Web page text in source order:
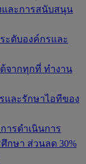
และการสนับสนุน
ะดับองค์กรและ
จากทุกที่ ทำงาน
และรักษาไอทีของ
ารดำเนินการ
กษา ส่วนลด 30%